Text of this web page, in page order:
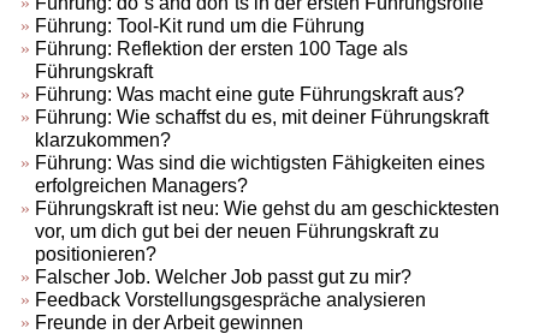
Führung: Tool-Kit rund um die Führung
Führung: Reflektion der ersten 100 Tage als
Führungskraft
Führung: Was macht eine gute Führungskraft aus?
Führung: Wie schaffst du es, mit deiner Führungskraft
klarzukommen?
Führung: Was sind die wichtigsten Fähigkeiten eines
erfolgreichen Managers?
Führungskraft ist neu: Wie gehst du am geschicktesten
vor, um dich gut bei der neuen Führungskraft zu
positionieren?
Falscher Job. Welcher Job passt gut zu mir?
Feedback Vorstellungsgespräche analysieren
Freunde in der Arbeit gewinnen